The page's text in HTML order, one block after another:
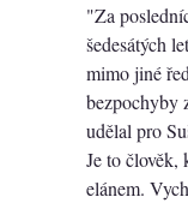
"Za
šedesátých
mimo jiné
bezpochyby
udělal pro
Je to člověk,
elánem.